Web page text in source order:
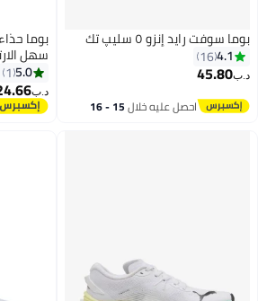
بوما سوفت رايد إنزو ٥ سليپ تك
4.1
16
د.ب‏ 45.80
احصل عليه خلال 15 - 16
سهل
5.0
1
د.ب‏